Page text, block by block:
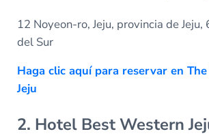
12 Noyeon-ro, Jeju, provincia de Jeju,
del Sur
Haga clic aquí para reservar en
Jeju
2. Hotel Best Western